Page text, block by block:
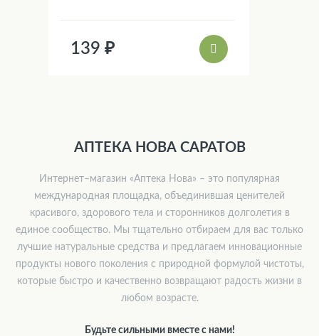
139 ₽
АПТЕКА НОВА САРАТОВ
Интернет–магазин «Аптека Нова» – это популярная
международная площадка, объединившая ценителей
красивого, здорового тела и сторонников долголетия в
единое сообщество. Мы тщательно отбираем для вас только
лучшие натуральные средства и предлагаем инновационные
продукты нового поколения с природной формулой чистоты,
которые быстро и качественно возвращают радость жизни в
любом возрасте.
Будьте сильными вместе с нами!